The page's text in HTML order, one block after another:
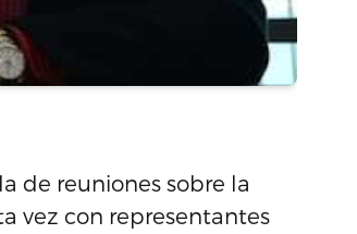
de reuniones sobre la
vez con representantes